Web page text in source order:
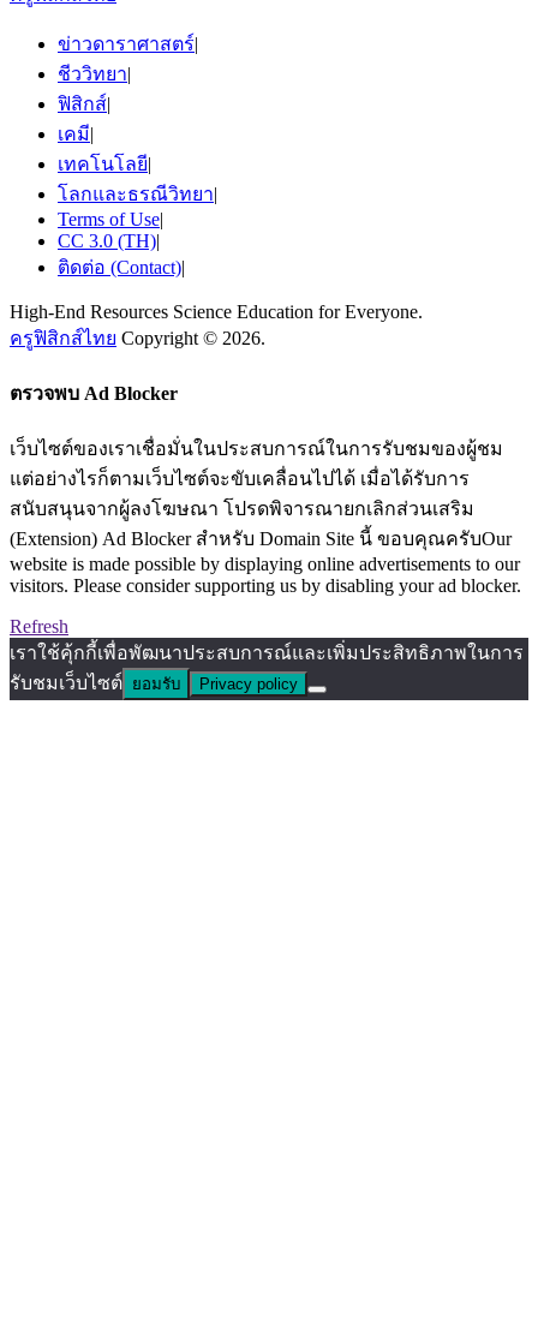
ข่าวดาราศาสตร์|
ชีววิทยา|
ฟิสิกส์|
เคมี|
เทคโนโลยี|
โลกและธรณีวิทยา|
Terms of Use|
CC 3.0 (TH)|
ติดต่อ (Contact)|
High-End Resources Science Education for Everyone.
ครูฟิสิกส์ไทย Copyright © 2026.
ตรวจพบ Ad Blocker
เว็บไซต์ของเราเชื่อมั่นในประสบการณ์ในการรับชมของผู้ชม
แต่อย่างไรก็ตามเว็บไซต์จะขับเคลื่อนไปได้ เมื่อได้รับการ
สนับสนุนจากผู้ลงโฆษณา โปรดพิจารณายกเลิกส่วนเสริม
(Extension) Ad Blocker สำหรับ Domain Site นี้ ขอบคุณครับOur
website is made possible by displaying online advertisements to our
visitors. Please consider supporting us by disabling your ad blocker.
Refresh
เราใช้คุ้กกี้เพื่อพัฒนาประสบการณ์และเพิ่มประสิทธิภาพในการ
รับชมเว็บไซต์ ยอมรับ Privacy policy